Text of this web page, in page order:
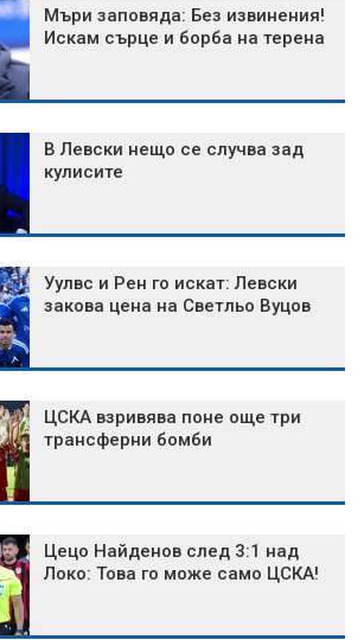
Мъри заповяда: Без извинения!
Искам сърце и борба на терена
В Левски нещо се случва зад
кулисите
Уулвс и Рен го искат: Левски
закова цена на Светльо Вуцов
ЦСКА взривява поне още три
трансферни бомби
Цецо Найденов след 3:1 над
Локо: Това го може само ЦСКА!